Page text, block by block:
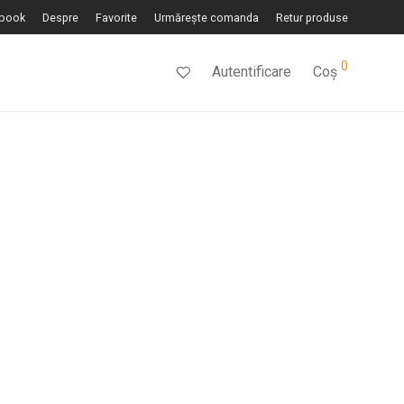
Despre Favorite Urmărește comanda Retur produse
Autentificare Coș 0